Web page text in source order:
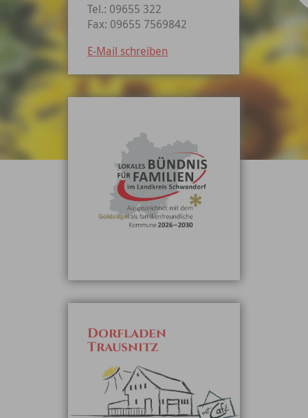
Tel.: 09655 322
Fax: 09655 7569842
E-Mail schreiben
Dorfladen
Trausnitz